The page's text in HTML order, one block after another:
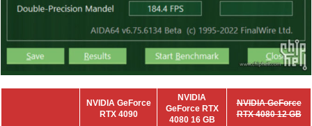
NVIDIA GeForce
RTX 4090
NVIDIA
GeForce RTX
4080 16 GB
NVIDIA GeForce
RTX 4080 12 GB